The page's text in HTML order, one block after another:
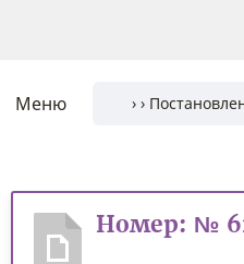
Меню
Номер: №